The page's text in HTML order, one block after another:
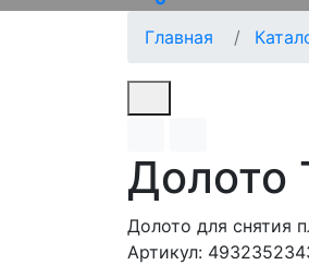
Главная
Долото
Долото для снятия
Артикул: